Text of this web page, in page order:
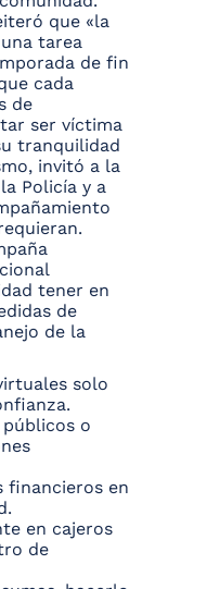
que «la
tarea
de fin
cada
de
ser víctima
tranquilidad
invitó a la
Policía y a
tener en
de
de la
solo
o
financieros en
en cajeros
de